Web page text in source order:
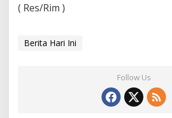
( Res/Rim )
Berita Hari Ini
Follow Us